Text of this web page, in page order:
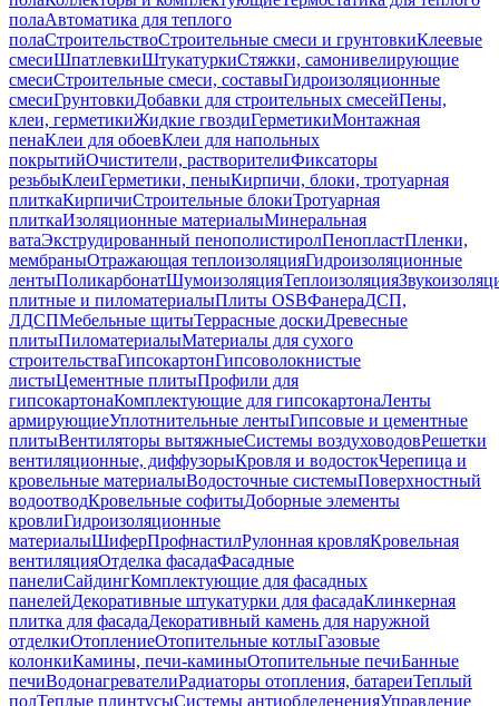
полаАвтоматика для теплого
полаСтроительствоСтроительные смеси и грунтовкиКлеевые
смесиШпатлевкиШтукатуркиСтяжки, самонивелирующие
смесиСтроительные смеси, составыГидроизоляционные
смесиГрунтовкиДобавки для строительных смесейПены,
клеи, герметикиЖидкие гвоздиГерметикиМонтажная
пенаКлеи для обоевКлеи для напольных
покрытийОчистители, растворителиФиксаторы
резьбыКлеиГерметики, пеныКирпичи, блоки, тротуарная
плиткаКирпичиСтроительные блокиТротуарная
плиткаИзоляционные материалыМинеральная
ватаЭкструдированный пенополистиролПенопластПленки,
мембраныОтражающая теплоизоляцияГидроизоляционные
лентыПоликарбонатШумоизоляцияТеплоизоляция
плитные и пиломатериалыПлиты OSBФанераДСП,
ЛДСПМебельные щитыТеррасные доскиДревесные
плитыПиломатериалыМатериалы для сухого
строительстваГипсокартонГипсоволокнистые
листыЦементные плитыПрофили для
гипсокартонаКомплектующие для гипсокартонаЛенты
армирующиеУплотнительные лентыГипсовые и цементные
плитыВентиляторы вытяжныеСистемы воздуховодовРешетки
вентиляционные, диффузорыКровля и водостокЧерепица и
кровельные материалыВодосточные системыПоверхностный
водоотводКровельные софитыДоборные элементы
кровлиГидроизоляционные
материалыШиферПрофнастилРулонная кровляКровельная
вентиляцияОтделка фасадаФасадные
панелиСайдингКомплектующие для фасадных
панелейДекоративные штукатурки для фасадаКлинкерная
плитка для фасадаДекоративный камень для наружной
отделкиОтоплениеОтопительные котлыГазовые
колонкиКамины, печи-каминыОтопительные печиБанные
печиВодонагревателиРадиаторы отопления, батареиТеплый
полТеплые плинтусыСистемы антиобледененияУправление